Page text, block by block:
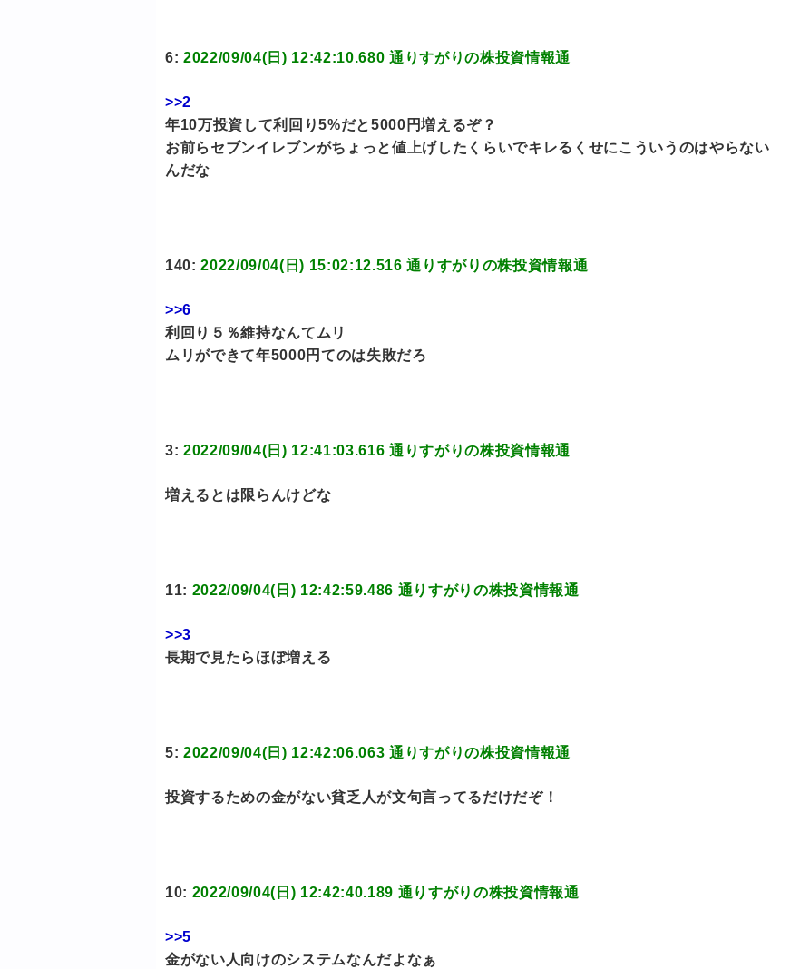
6: 2022/09/04(日) 12:42:10.680 通りすがりの株投資情報通
>>2
年10万投資して利回り5%だと5000円増えるぞ？
お前らセブンイレブンがちょっと値上げしたくらいでキレるくせにこういうのはやらない
んだな
140:2022/09/04(日) 15:02:12.516 通りすがりの株投資情報通
>>6
利回り５％維持なんてムリ
ムリができて年5000円てのは失敗だろ
3: 2022/09/04(日) 12:41:03.616 通りすがりの株投資情報通
増えるとは限らんけどな
11: 2022/09/04(日) 12:42:59.486 通りすがりの株投資情報通
>>3
長期で見たらほぼ増える
5: 2022/09/04(日) 12:42:06.063 通りすがりの株投資情報通
投資するための金がない貧乏人が文句言ってるだけだぞ！
10: 2022/09/04(日) 12:42:40.189 通りすがりの株投資情報通
>>5
金がない人向けのシステムなんだよなぁ